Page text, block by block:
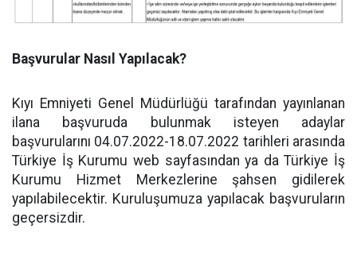
Başvurular Nasıl Yapılacak?
Kıyı Emniyeti Genel Müdürlüğü tarafından yayınlanan
ilana başvuruda bulunmak isteyen adaylar
başvurularını 04.07.2022-18.07.2022 tarihleri arasında
Türkiye İş Kurumu web sayfasından ya da Türkiye İş
Kurumu Hizmet Merkezlerine şahsen gidilerek
yapılabilecektir. Kuruluşumuza yapılacak başvuruların
geçersizdir.